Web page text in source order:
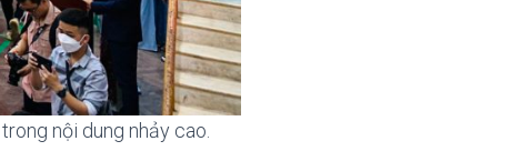
nội dung nhảy cao.